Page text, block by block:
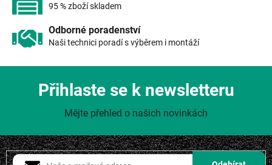
95 % zboží skladem
Odborné poradenství
Naši technici poradí s výběrem i montáží
Přihlaste se k newsletteru
Mějte přehled o našich novinkách